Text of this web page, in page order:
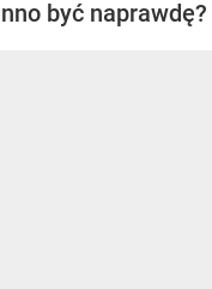
być naprawdę?